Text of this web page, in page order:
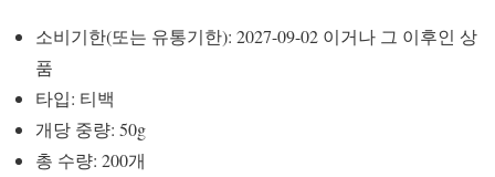
소비기한(또는 유통기한): 2027-09-02 이거나 그 이후인 상
품
타입: 티백
개당 중량: 50g
총 수량: 200개